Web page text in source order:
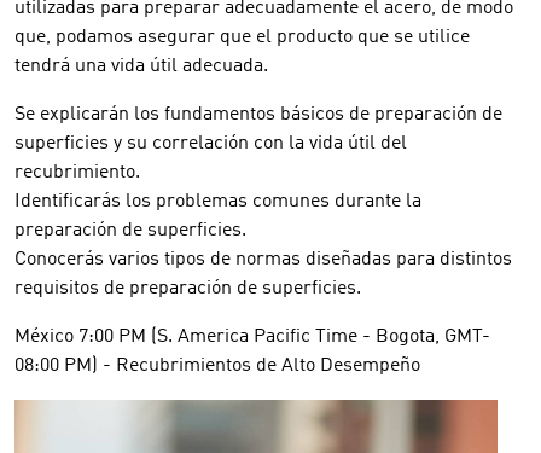
utilizadas para preparar adecuadamente el acero, de modo
que, podamos asegurar que el producto que se utilice
tendrá una vida útil adecuada.
Se explicarán los fundamentos básicos de preparación de
superficies y su correlación con la vida útil del
recubrimiento.
Identificarás los problemas comunes durante la
preparación de superficies.
Conocerás varios tipos de normas diseñadas para distintos
requisitos de preparación de superficies.
México 7:00 PM (S. America Pacific Time - Bogota, GMT-
08:00 PM) - Recubrimientos de Alto Desempeño